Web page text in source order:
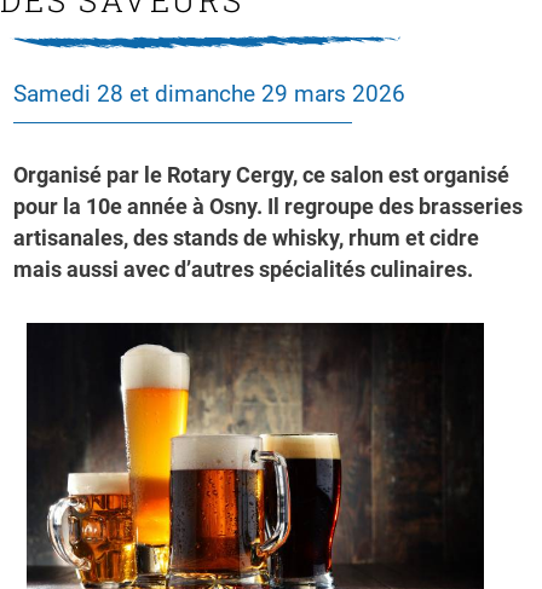
Samedi 28 et dimanche 29 mars 2026
Organisé par le Rotary Cergy, ce salon est organisé
pour la 10e année à Osny. Il regroupe des brasseries
artisanales, des stands de whisky, rhum et cidre
mais aussi avec d’autres spécialités culinaires.